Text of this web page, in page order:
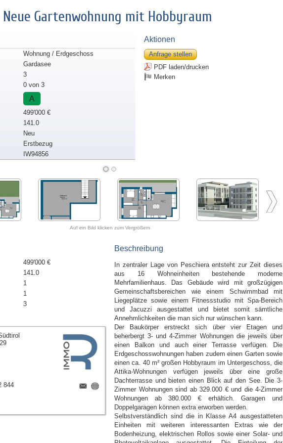
Gartenwohnung mit Hobbyraum
Wohnung / Erdgeschoss
Gardasee
3
0 von 3
A
499'000 €
141.0
Neu
Erstbezug
IW94856
Aktionen
Anfrage stellen
PDF laden/drucken
Merken
Auf ein Bild klicken zum Vergrößern
499'000 €
141.0
1
1
3
Beschreibung
In zentraler Lage von Peschiera entsteht zur Zeit dieses
aus 16 Wohneinheiten bestehende moderne
Mehrfamilienhaus. Das Gebäude wird mit großzügigen
Gemeinschaftsbereichen wie einem Schwimmbad mit
Liegeplätze sowie einem Fitnessstudio mit Spa-Bereich
und Jacuzzi ausgestattet und bietet somit sämtliche
Annehmlichkeiten die man sich nur wünschen kann.
Der Baukörper erstreckt sich über vier Etagen und
beherbergt 3- und 4-Zimmer Wohnungen die jeweils über
einen Balkon und auch einer Terrasse verfügen. Die
Erdgeschosswohnungen haben zudem einen Garten sowie
einen ca. 40 m² großen Hobbyraum im Untergeschoss, die
Attika-Wohnungen verfügen jeweils über eine große
Dachterrasse und bieten einen Blick auf den See. Die 3-
Zimmer Wohnungen sind ab 329.000 € und die 4-Zimmer
Wohnungen ab 380.000 € erhältich. Garagen und
Doppelgaragen können extra erworben werden.
Selbstverständlich sind die in Klasse A4 ausgestatteten
Einheiten mit weiteren interessanten Extras wie der
Bodenheizung, elektrischen Rollos sowie einer Solar- und
844